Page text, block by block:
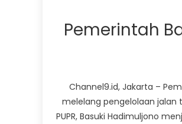
Pemerintah
Channel9.id, Jakarta –
melelang pengelolaan jalan
PUPR, Basuki Hadimuljono